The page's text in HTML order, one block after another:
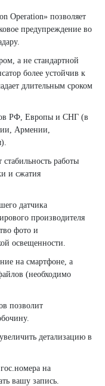
Operation» позволяет
предупреждение во
а не стандартной
более устойчив к
длительным сроком
РФ, Европы и СНГ (в
Армении,
работы
и сжатия
датчика
производителя
фото и
освещенности.
на смартфоне, а
(необходимо
позволит
детализацию в
на
вашу запись.